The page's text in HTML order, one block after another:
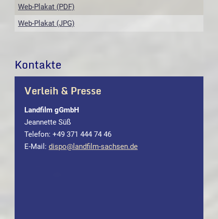
Web-Plakat (PDF)
Web-Plakat (JPG)
Kontakte
Verleih & Presse
Landfilm gGmbH
Jeannette Süß
Telefon: +49 371 444 74 46
E-Mail: dispo@landfilm-sachsen.de